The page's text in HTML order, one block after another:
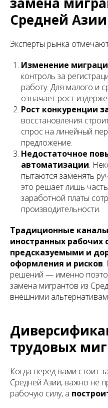
Средней Азии
Эксперты рынка
Изменение
контроль за
работу. Для малого и
означает рост
Рост конкуренции
восстановления
спрос на линейный
предложение.
Недостаточное
автоматизации.
пытаются заменять
это решает лишь
заработной платы
производительности.
Традиционные
иностранных рабочих
предсказуемыми и
оформления и рисков.
решений — именно
замена мигрантов из
внешними
трудовых
Когда перед вами стоит
Средней Азии, важно не
рабочую силу, а